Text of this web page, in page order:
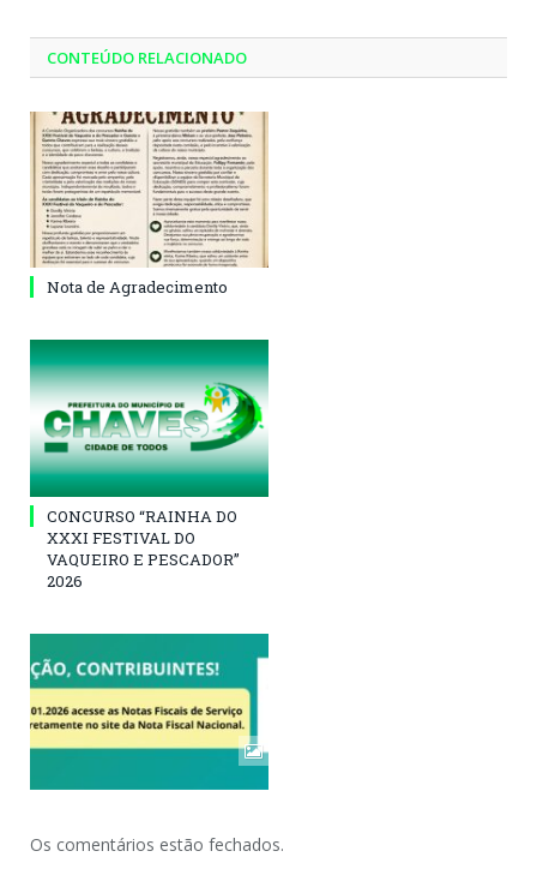
CONTEÚDO RELACIONADO
Nota de Agradecimento
CONCURSO “RAINHA DO
XXXI FESTIVAL DO
VAQUEIRO E PESCADOR”
2026
Os comentários estão fechados.